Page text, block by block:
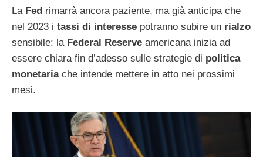
La Fed rimarrà ancora paziente, ma già anticipa che
nel 2023 i tassi di interesse potranno subire un rialzo
sensibile: la Federal Reserve americana inizia ad
essere chiara fin d’adesso sulle strategie di politica
monetariache intende mettere in atto nei prossimi
mesi.